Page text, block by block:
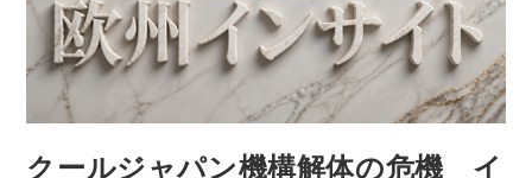
クールジャパン機構解体の危機 イ